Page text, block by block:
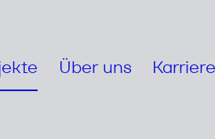
Über uns Karriere